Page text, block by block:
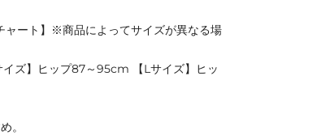
ャート】※商品によってサイズが異なる場
ズ】ヒップ87～95cm 【Lサイズ】ヒッ
。